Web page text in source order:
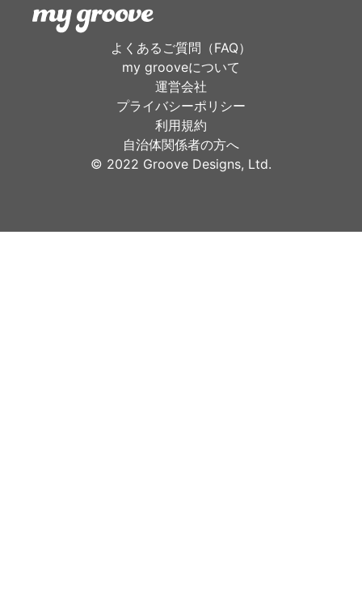
よくあるご質問（FAQ）
my grooveについて
運営会社
プライバシーポリシー
利用規約
自治体関係者の方へ
©︎ 2022 Groove Designs, Ltd.